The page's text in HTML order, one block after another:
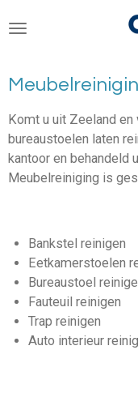
direct
de
hoofdinhoud
Komt u uit Zeeland
bureaustoelen laten
kantoor en behandeld
Meubelreiniging is
Bankstel reinigen
Eetkamerstoelen
Bureaustoel
Fauteuil reinigen
Trap reinigen
Auto interieur